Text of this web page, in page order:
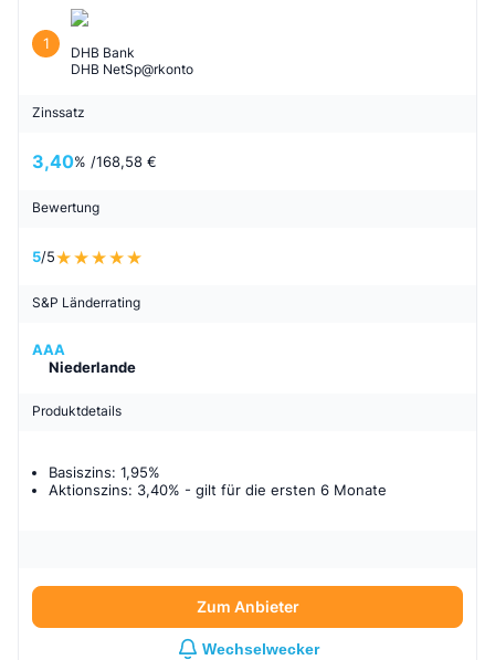
1
DHB Bank
DHB NetSp@rkonto
Zinssatz
3,40% /168,58 €
Bewertung
5/5
S&P Länderrating
AAA
Niederlande
Produktdetails
Basiszins: 1,95%
Aktionszins: 3,40% - gilt für die ersten 6 Monate
Zum Anbieter
Wechselwecker